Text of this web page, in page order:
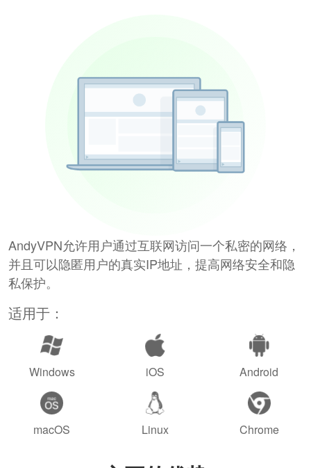
AndyVPN允许用户通过互联网访问一个私密的网络，
并且可以隐匿用户的真实IP地址，提高网络安全和隐
私保护。
适用于：
Windows iOS Android
macOS Linux Chrome